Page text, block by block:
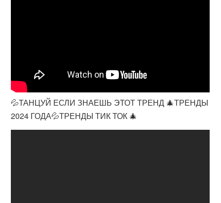
💦ТАНЦУЙ ЕСЛИ ЗНАЕШЬ ЭТОТ ТРЕНД 🎄ТРЕНДЫ
2024 ГОДА💦ТРЕНДЫ ТИК ТОК 🎄